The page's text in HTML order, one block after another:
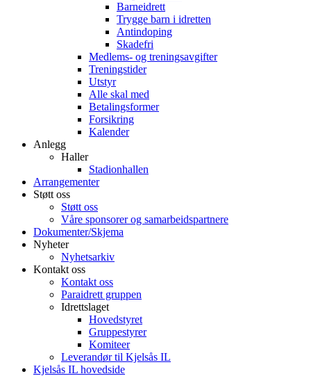
Barneidrett
Trygge barn i idretten
Antindoping
Skadefri
Medlems- og treningsavgifter
Treningstider
Utstyr
Alle skal med
Betalingsformer
Forsikring
Kalender
Anlegg
Haller
Stadionhallen
Arrangementer
Støtt oss
Støtt oss
Våre sponsorer og samarbeidspartnere
Dokumenter/Skjema
Nyheter
Nyhetsarkiv
Kontakt oss
Kontakt oss
Paraidrett gruppen
Idrettslaget
Hovedstyret
Gruppestyrer
Komiteer
Leverandør til Kjelsås IL
Kjelsås IL hovedside